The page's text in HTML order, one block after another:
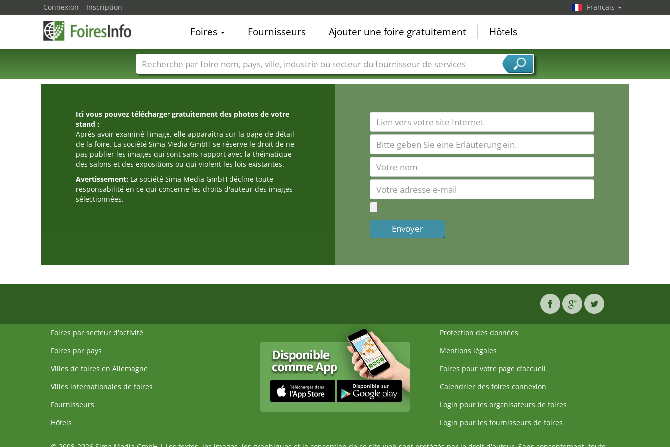
Ici vous pouvez télécharger gratuitement des photos de votre
stand :
Après avoir examiné l'image, elle apparaîtra sur la page de détail
de la foire. La société Sima Media GmbH se réserve le droit de ne
pas publier les images qui sont sans rapport avec la thématique
des salons et des expositions ou qui violent les lois existantes.
Avertissement: La société Sima Media GmbH décline toute
responsabilité en ce qui concerne les droits d'auteur des images
sélectionnées.
Connexion Inscription Français
Foires Fournisseurs Ajouter une foire gratuitement Hôtels
Foire noms Pays Villes Secteurs de foire Secteurs du fournisseur de services
Foires par secteur d'activité
Foires par pays
Villes de foires en Allemagne
Villes internationales de foires
Fournisseurs
Hôtels
Protection des données
Mentions légales
Foires pour votre page d’accueil
Calendrier des foires connexion
Login pour les organisateurs de foires
Login pour les fournisseurs de foires